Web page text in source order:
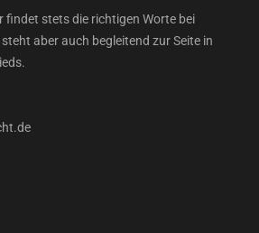
findet stets die richtigen Worte bei
aber auch begleitend zur Seite in